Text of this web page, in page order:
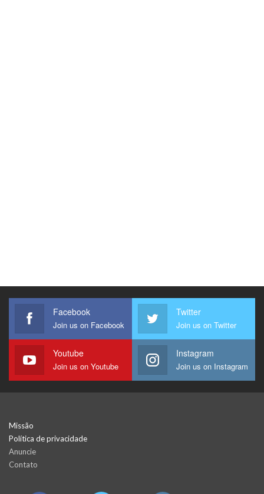
Facebook
Join us on Facebook
Twitter
Join us on Twitter
Youtube
Join us on Youtube
Instagram
Join us on Instagram
Missão
Política de privacidade
Anuncie
Contato